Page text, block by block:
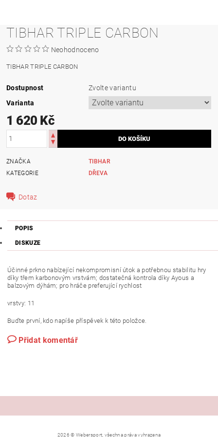
TIBHAR TRIPLE CARBON
Neohodnoceno
TIBHAR TRIPLE CARBON
Dostupnost
Zvolte variantu
Varianta
1 620 Kč
ZNAČKA
TIBHAR
KATEGORIE
DŘEVA
Dotaz
POPIS
DISKUZE
Účinné prkno nabízející nekompromisní útok a potřebnou stabilitu hry
díky třem karbonovým vrstvám; dostatečná kontrola díky Ayous a
balzovým dýhám; pro hráče preferující rychlost
vrstvy: 11
Buďte první, kdo napíše příspěvek k této položce.
Přidat komentář
2026 © Webersport, všechna práva vyhrazena